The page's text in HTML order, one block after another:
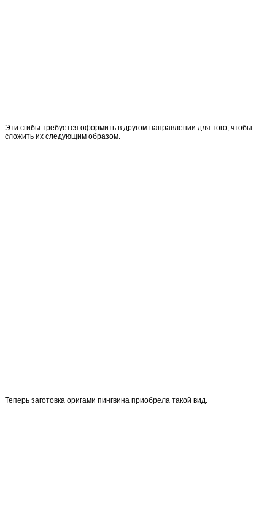
Эти сгибы требуется оформить в другом направлении для того, чтобы
сложить их следующим образом.
Теперь заготовка оригами пингвина приобрела такой вид.